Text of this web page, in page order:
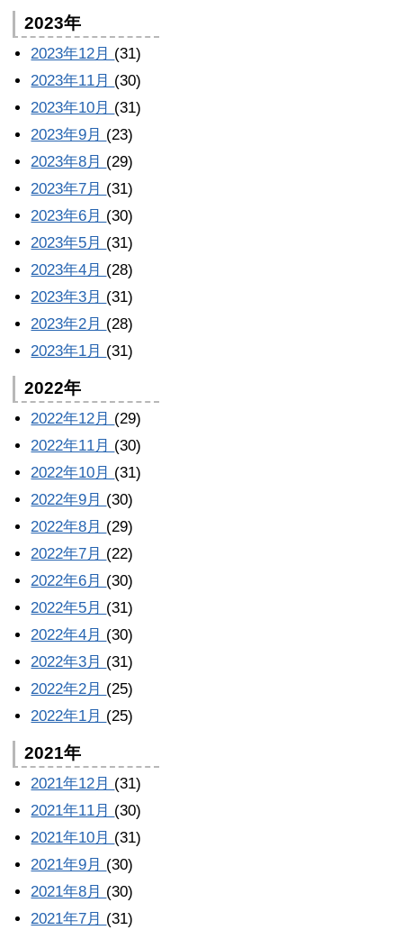
2023年
2023年12月 (31)
2023年11月 (30)
2023年10月 (31)
2023年9月 (23)
2023年8月 (29)
2023年7月 (31)
2023年6月 (30)
2023年5月 (31)
2023年4月 (28)
2023年3月 (31)
2023年2月 (28)
2023年1月 (31)
2022年
2022年12月 (29)
2022年11月 (30)
2022年10月 (31)
2022年9月 (30)
2022年8月 (29)
2022年7月 (22)
2022年6月 (30)
2022年5月 (31)
2022年4月 (30)
2022年3月 (31)
2022年2月 (25)
2022年1月 (25)
2021年
2021年12月 (31)
2021年11月 (30)
2021年10月 (31)
2021年9月 (30)
2021年8月 (30)
2021年7月 (31)